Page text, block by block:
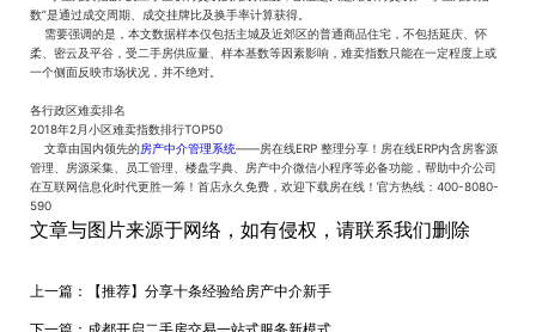
数”是通过成交周期、成交挂牌比及换手率计算获得。
需要强调的是，本文数据样本仅包括主城及近郊区的普通商品住宅，不包括延庆、怀
柔、密云及平谷，受二手房供应量、样本基数等因素影响，难卖指数只能在一定程度上或
一个侧面反映市场状况，并不绝对。
各行政区难卖排名
2018年2月小区难卖指数排行TOP50
文章由国内领先的房产中介管理系统——房在线ERP 整理分享！房在线ERP内含房客源
管理、房源采集、员工管理、楼盘字典、房产中介微信小程序等必备功能，帮助中介公司
在互联网信息化时代更胜一筹！首店永久免费，欢迎下载房在线！官方热线：400-8080-
590
文章与图片来源于网络，如有侵权，请联系我们删除
上一篇： 【推荐】分享十条经验给房产中介新手